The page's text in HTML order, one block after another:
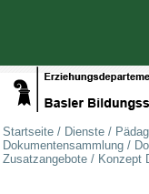
Startseite / Dienste /
Dokumentensammlung /
Zusatzangebote / Konzept